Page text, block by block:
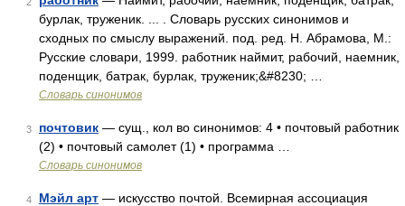
бурлак, труженик. ... . Словарь русских синонимов и
сходных по смыслу выражений. под. ред. Н. Абрамова, М.:
Русские словари, 1999. работник наймит, рабочий, наемник,
поденщик, батрак, бурлак, труженик;&#8230; …
Словарь синонимов
3 почтовик — сущ., кол во синонимов: 4 • почтовый работник
(2) • почтовый самолет (1) • программа …
Словарь синонимов
4 Мэйл арт — искусство почтой. Всемирная ассоциация